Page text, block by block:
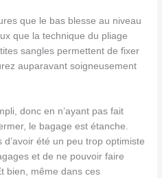
que le bas blesse au niveau
que la technique du pliage
sangles permettent de fixer
auparavant soigneusement
donc en n’ayant pas fait
le bagage est étanche.
d’avoir été un peu trop optimiste
et de ne pouvoir faire
bien, même dans ces